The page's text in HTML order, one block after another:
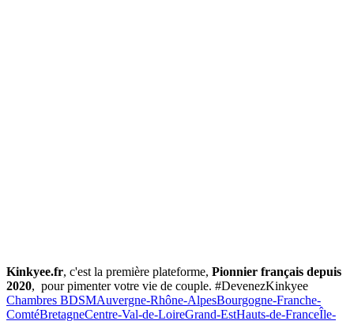
Kinkyee.fr, c'est la première plateforme, Pionnier français depuis
2020, pour pimenter votre vie de couple. #DevenezKinkyee
Chambres BDSMAuvergne-Rhône-AlpesBourgogne-Franche-
ComtéBretagneCentre-Val-de-LoireGrand-EstHauts-de-FranceÎle-